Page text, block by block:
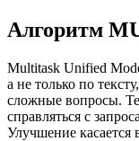
Алгоритм
Multitask Unified
а не только по
сложные вопросы.
справляться с
Улучшение касается